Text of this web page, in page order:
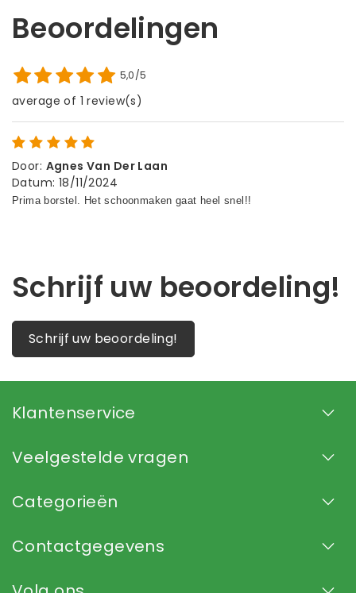
Beoordelingen
5,0/5
average of 1 review(s)
Door: Agnes Van Der Laan
Datum: 18/11/2024
Schrijf uw beoordeling!
Schrijf uw beoordeling!
Klantenservice
Veelgestelde vragen
Categorieën
Contactgegevens